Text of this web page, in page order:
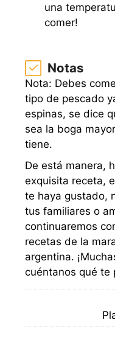
una
comer!
Notas
Nota: Debes
tipo de pescado
espinas, se dice
sea la boga
tiene.
De está manera,
exquisita receta,
te haya gustado,
tus familiares o
continuaremos
recetas de la
argentina.
cuéntanos qué te